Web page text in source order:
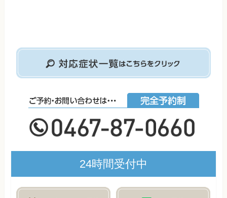
24時間受付中